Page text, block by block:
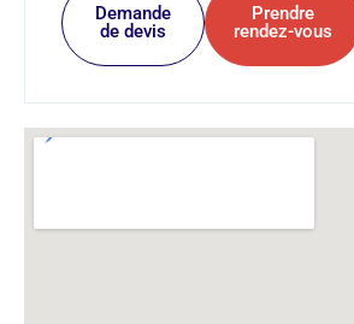
Demande
de devis
Prendre
rendez-vous